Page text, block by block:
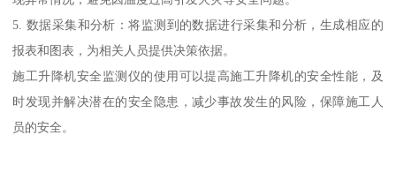
5. 数据采集和分析：将监测到的数据进行采集和分析，生成相应的
报表和图表，为相关人员提供决策依据。
施工升降机安全监测仪的使用可以提高施工升降机的安全性能，及
时发现并解决潜在的安全隐患，减少事故发生的风险，保障施工人
员的安全。